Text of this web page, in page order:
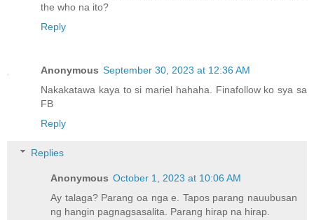
the who na ito?
Reply
Anonymous September 30, 2023 at 12:36 AM
Nakakatawa kaya to si mariel hahaha. Finafollow ko sya sa
FB
Reply
Replies
Anonymous October 1, 2023 at 10:06 AM
Ay talaga? Parang oa nga e. Tapos parang nauubusan
ng hangin pagnagsasalita. Parang hirap na hirap.